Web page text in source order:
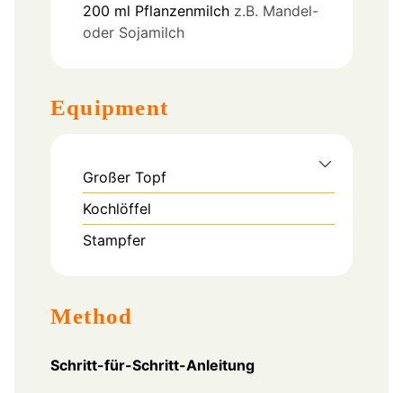
200 ml Pflanzenmilch z.B. Mandel-
oder Sojamilch
Equipment
Großer Topf
Kochlöffel
Stampfer
Method
Schritt-für-Schritt-Anleitung